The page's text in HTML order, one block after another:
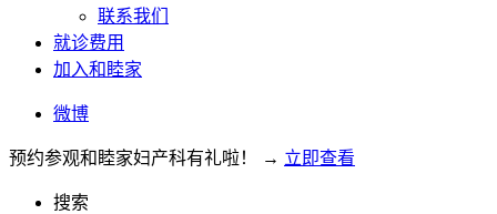
联系我们
就诊费用
加入和睦家
微博
预约参观和睦家妇产科有礼啦！ → 立即查看
搜索